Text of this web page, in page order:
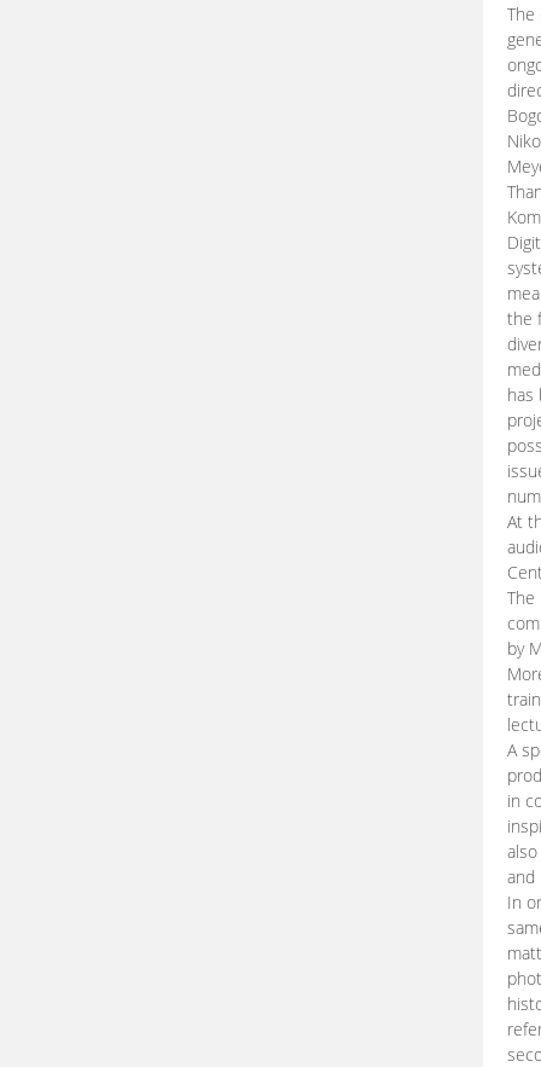
The
the
has
At
The
by
A
in
and
In